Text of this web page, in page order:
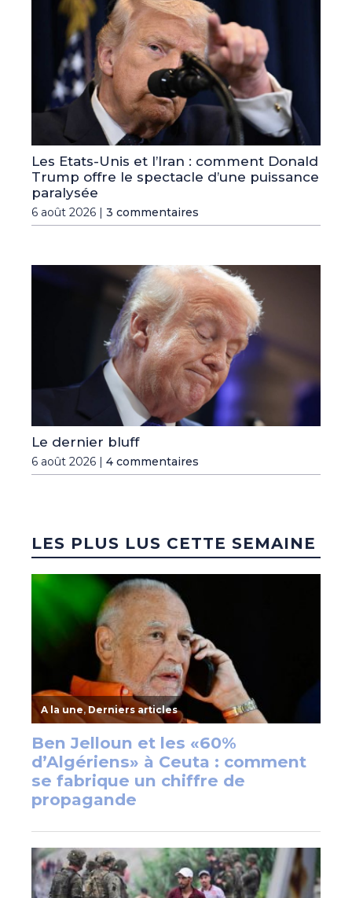
Les Etats-Unis et l’Iran : comment Donald
Trump offre le spectacle d’une puissance
paralysée
6 août 2026 | 3 commentaires
Le dernier bluff
6 août 2026 | 4 commentaires
LES PLUS LUS CETTE SEMAINE